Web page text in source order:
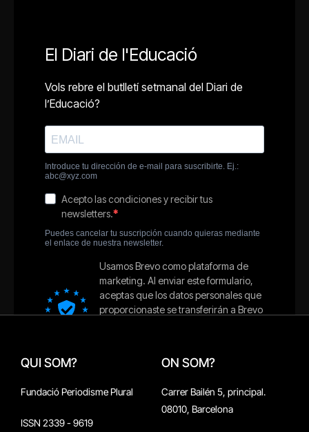
QUI SOM?
Fundació Periodisme Plural
ISSN 2339 - 9619
ON SOM?
Carrer Bailén 5, principal.
08010, Barcelona